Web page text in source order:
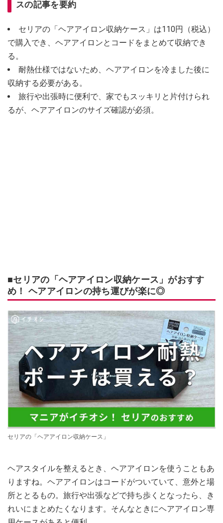
スの記事を要約
セリアの「ヘアアイロン収納ケース」は110円（税込）
で購入でき、ヘアアイロンとコードをまとめて収納でき
る。
耐熱仕様ではないため、ヘアアイロンを冷ました後に
収納する必要がある。
旅行や出張時に便利で、家でもスッキリと片付けられ
るが、ヘアアイロンのサイズ確認が必須。
■セリアの「ヘアアイロン収納ケース」がおすす
め！ ヘアアイロンの持ち運びが楽に◎
セリアの「ヘアアイロン収納ケース」
ヘアスタイルを整えるとき、ヘアアイロンを使うこともあ
りますね。ヘアアイロンはコードがついていて、意外と場
所ととるもの。旅行や出張などで持ち歩くとなったら、き
れいにまとめたくなります。そんなときにヘアアイロン専